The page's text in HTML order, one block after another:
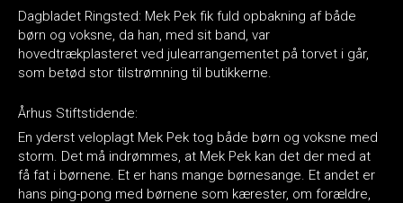
Dagbladet Ringsted: Mek Pek fik fuld opbakning af både
børn og voksne, da han, med sit band, var
hovedtrækplasteret ved julearrangementet på torvet i går,
som betød stor tilstrømning til butikkerne.
Århus Stiftstidende:
En yderst veloplagt Mek Pek tog både børn og voksne med
storm. Det må indrømmes, at Mek Pek kan det der med at
få fat i børnene. Et er hans mange børnesange. Et andet er
hans ping-pong med børnene som kærester, om forældre,